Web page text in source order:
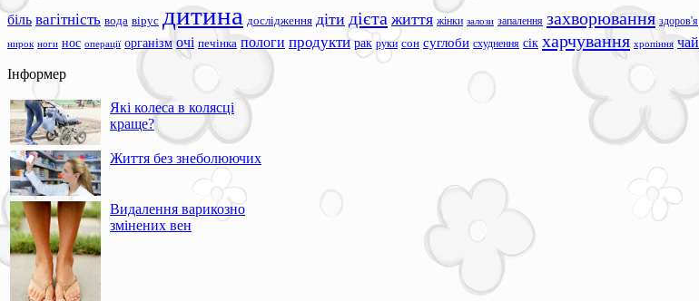
біль вагітність вода вірус дитина дослідження діти дієта життя жінки залози запалення захворювання здоров'я
нирок ноги нос операції організм очі печінка пологи продукти рак руки сон суглоби схуднення сік харчування хропіння чай
Інформер
Які колеса в колясці
краще?
Життя без знеболюючих
Видалення варикозно
змінених вен